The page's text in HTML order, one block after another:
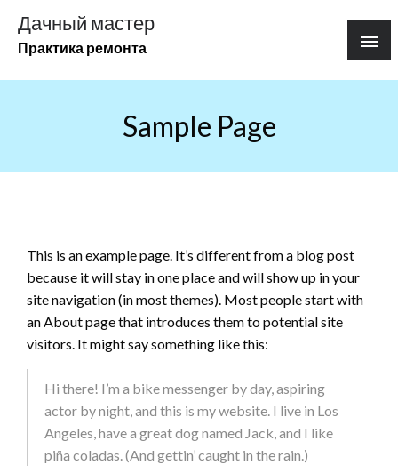
содержимому
Дачный мастер
Практика ремонта
Sample Page
This is an example page. It’s different from a blog post
because it will stay in one place and will show up in your
site navigation (in most themes). Most people start with
an About page that introduces them to potential site
visitors. It might say something like this:
Hi there! I’m a bike messenger by day, aspiring
actor by night, and this is my website. I live in Los
Angeles, have a great dog named Jack, and I like
piña coladas. (And gettin’ caught in the rain.)